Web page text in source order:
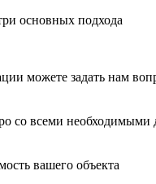
основных подхода
можете задать нам
со всеми необходимыми
вашего объекта